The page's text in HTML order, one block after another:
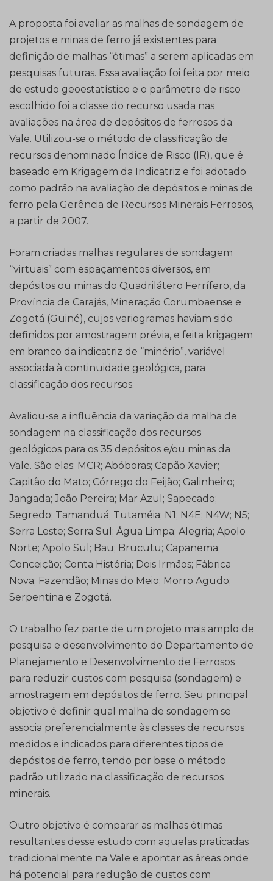
A proposta foi avaliar as malhas de sondagem de
projetos e minas de ferro já existentes para
definição de malhas “ótimas” a serem aplicadas em
pesquisas futuras. Essa avaliação foi feita por meio
de estudo geoestatístico e o parâmetro de risco
escolhido foi a classe do recurso usada nas
avaliações na área de depósitos de ferrosos da
Vale. Utilizou-se o método de classificação de
recursos denominado Índice de Risco (IR), que é
baseado em Krigagem da Indicatriz e foi adotado
como padrão na avaliação de depósitos e minas de
ferro pela Gerência de Recursos Minerais Ferrosos,
a partir de 2007.
Foram criadas malhas regulares de sondagem
“virtuais” com espaçamentos diversos, em
depósitos ou minas do Quadrilátero Ferrífero, da
Província de Carajás, Mineração Corumbaense e
Zogotá (Guiné), cujos variogramas haviam sido
definidos por amostragem prévia, e feita krigagem
em branco da indicatriz de “minério”, variável
associada à continuidade geológica, para
classificação dos recursos.
Avaliou-se a influência da variação da malha de
sondagem na classificação dos recursos
geológicos para os 35 depósitos e/ou minas da
Vale. São elas: MCR; Abóboras; Capão Xavier;
Capitão do Mato; Córrego do Feijão; Galinheiro;
Jangada; João Pereira; Mar Azul; Sapecado;
Segredo; Tamanduá; Tutaméia; N1; N4E; N4W; N5;
Serra Leste; Serra Sul; Água Limpa; Alegria; Apolo
Norte; Apolo Sul; Bau; Brucutu; Capanema;
Conceição; Conta História; Dois Irmãos; Fábrica
Nova; Fazendão; Minas do Meio; Morro Agudo;
Serpentina e Zogotá.
O trabalho fez parte de um projeto mais amplo de
pesquisa e desenvolvimento do Departamento de
Planejamento e Desenvolvimento de Ferrosos
para reduzir custos com pesquisa (sondagem) e
amostragem em depósitos de ferro. Seu principal
objetivo é definir qual malha de sondagem se
associa preferencialmente às classes de recursos
medidos e indicados para diferentes tipos de
depósitos de ferro, tendo por base o método
padrão utilizado na classificação de recursos
minerais.
Outro objetivo é comparar as malhas ótimas
resultantes desse estudo com aquelas praticadas
tradicionalmente na Vale e apontar as áreas onde
há potencial para redução de custos com